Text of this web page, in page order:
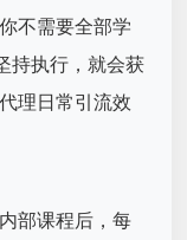
不需要全部学
持执行，就会获
理日常引流效
部课程后，每